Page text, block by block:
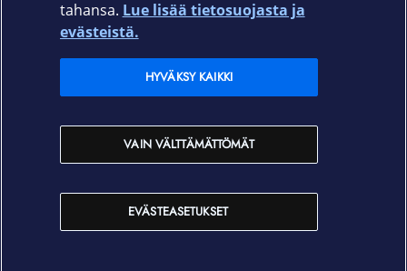
Elisa.fi
Elisan myymälät
tahansa. Lue lisää tietosuojasta ja
evästeistä.
EVÄSTEASETUKSET
VAIN VÄLTTÄMÄTTÖMÄT
HYVÄKSY KAIKKI